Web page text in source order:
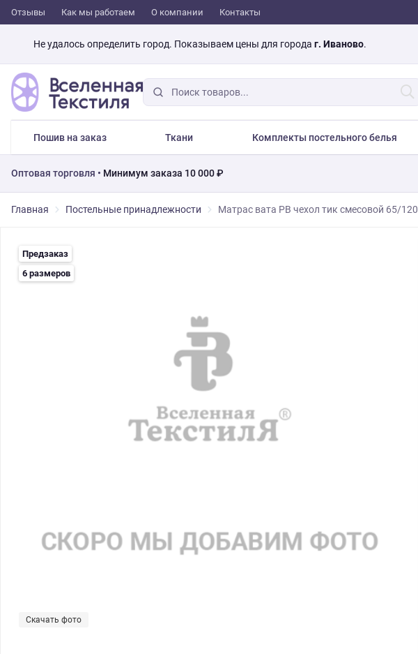
Отзывы Как мы работаем О компании Контакты
Не удалось определить город. Показываем цены для города г. Иваново.
Пошив на заказ Ткани Комплекты постельного белья
Оптовая торговля • Минимум заказа 10 000 ₽
Главная Постельные принадлежности Матрас вата РВ чехол тик смесовой 65/120
Скачать фото
Предзаказ
6 размеров